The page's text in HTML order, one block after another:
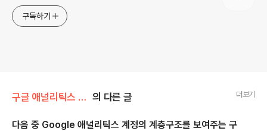
구독하기
구글 애널리틱스 자격증 족보 의 다른 글 더보기
다음 중 Google 애널리틱스 계정의 계층구조를 보여주는 구